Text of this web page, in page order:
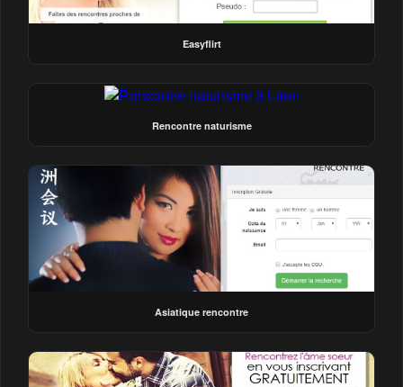
Easyflirt
Rencontre naturisme
Asiatique rencontre